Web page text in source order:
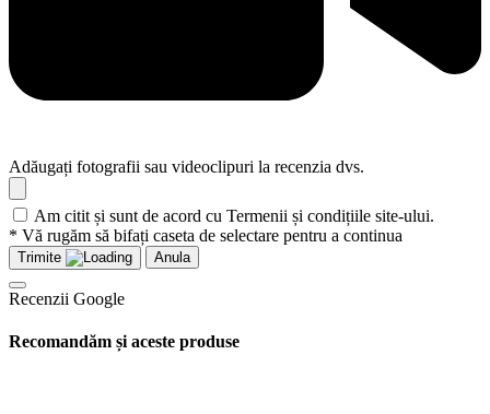
Adăugați fotografii sau videoclipuri la recenzia dvs.
Am citit și sunt de acord cu Termenii și condițiile site-ului.
* Vă rugăm să bifați caseta de selectare pentru a continua
Trimite Anula
Recenzii Google
Recomandăm și aceste produse